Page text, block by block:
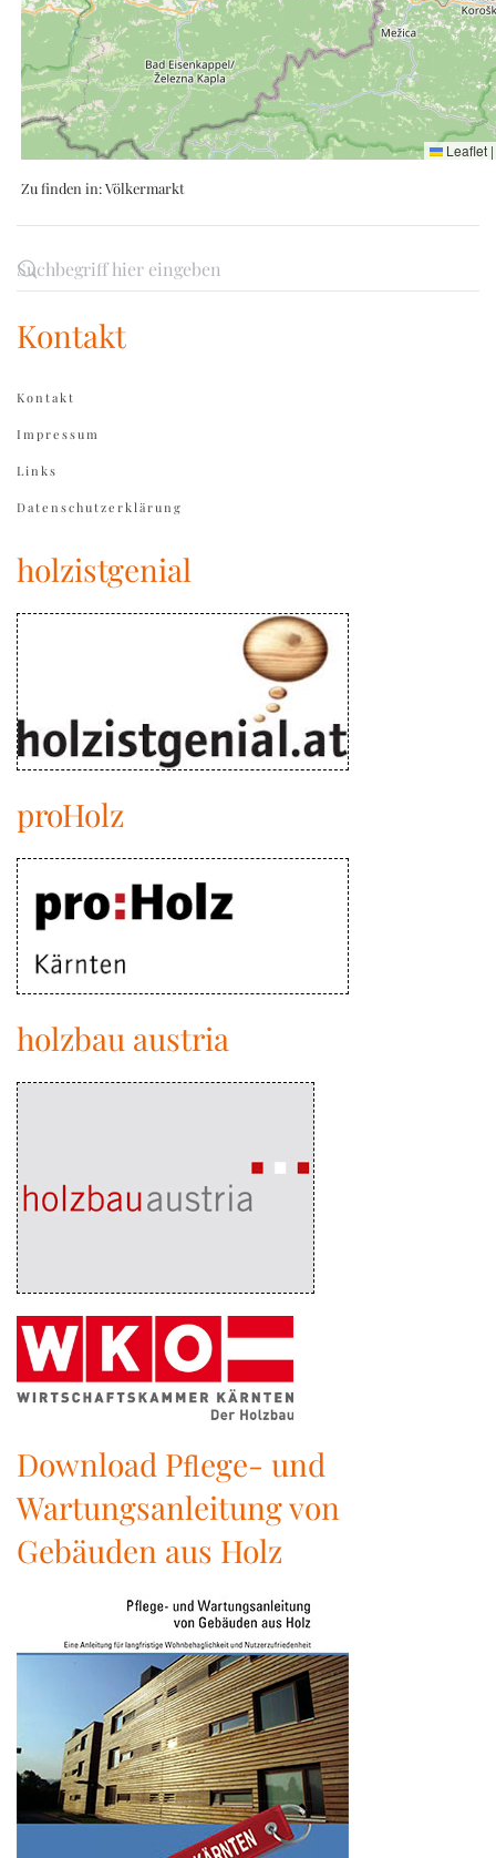
Leaflet |
Zu finden in:Völkermarkt
Kontakt
Kontakt
Impressum
Links
Datenschutzerklärung
holzistgenial
proHolz
holzbau austria
Download Pﬂege- und
Wartungsanleitung von
Gebäuden aus Holz